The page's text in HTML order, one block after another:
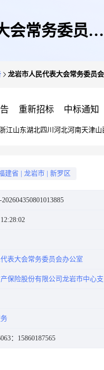
会常务委员会
采购合同公告
龙岩市人民代表大会常务委员
重新招标 中标通知
江山东湖北四川 河北河南天津山
建省 龙岩市 新罗区
表大会常务委员会办公室
保险股份有限公司龙岩市中心
：15860187565